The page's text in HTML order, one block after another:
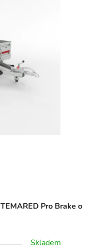
TEMARED Pro Brake o
Skladem